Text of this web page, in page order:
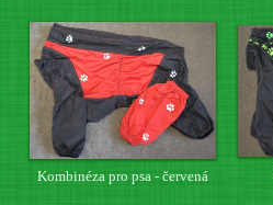
Kombinéza pro psa - červená